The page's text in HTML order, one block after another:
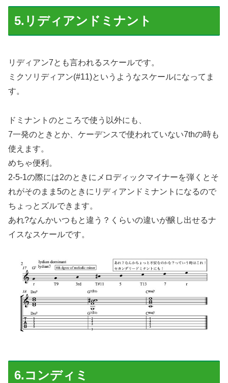
5.リディアンドミナント
リディアン7とも言われるスケールです。
ミクソリディアン(#11)というようなスケールになってま
す。
ドミナントのところで使う以外にも、
7一発のときとか、ケーデンスで使われていない7thの時も
使えます。
めちゃ便利。
2-5-1の際には2のときにメロディックマイナーを弾くとそ
れがそのまま5のときにリディアンドミナントになるので
ちょっとズルできます。
あれ?なんかいつもと違う？くらいの違いが醸し出せるナ
イスなスケールです。
6.コンディミ